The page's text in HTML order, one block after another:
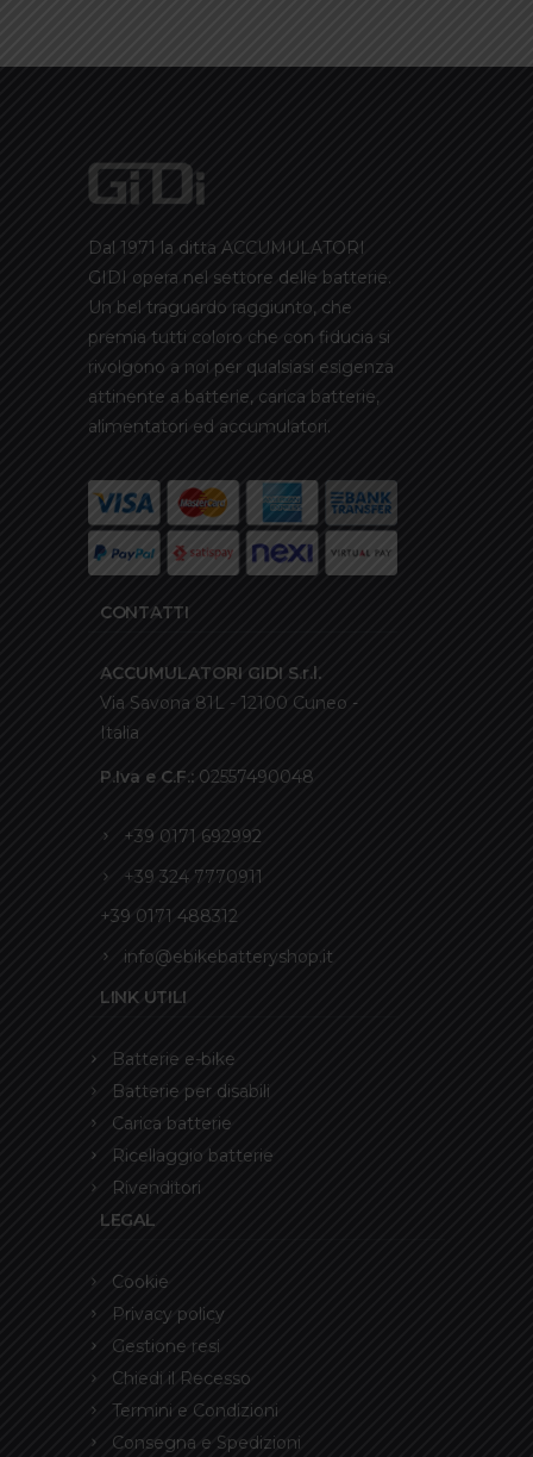
Dal 1971 la ditta ACCUMULATORI
GIDI opera nel settore delle batterie.
Un bel traguardo raggiunto, che
premia tutti coloro che con fiducia si
rivolgono a noi per qualsiasi esigenza
attinente a batterie, carica batterie,
alimentatori ed accumulatori.
CONTATTI
ACCUMULATORI GIDI S.r.l.
Via Savona 81L - 12100 Cuneo -
Italia
P.Iva e C.F.: 02557490048
+39 0171 692992
+39 324 7770911
+39 0171 488312
info@ebikebatteryshop.it
LINK UTILI
Batterie e-bike
Batterie per disabili
Carica batterie
Ricellaggio batterie
Rivenditori
LEGAL
Cookie
Privacy policy
Gestione resi
Chiedi il Recesso
Termini e Condizioni
Consegna e Spedizioni